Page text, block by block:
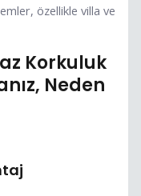
özellikle villa ve
Korkuluk
Neden